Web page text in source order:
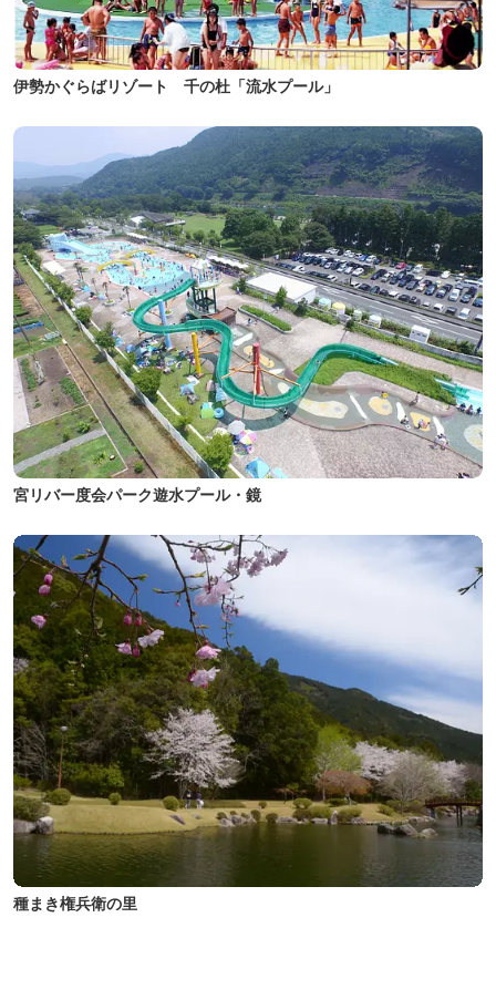
伊勢かぐらばリゾート 千の杜「流水プール」
宮リバー度会パーク遊水プール・鏡
種まき権兵衛の里